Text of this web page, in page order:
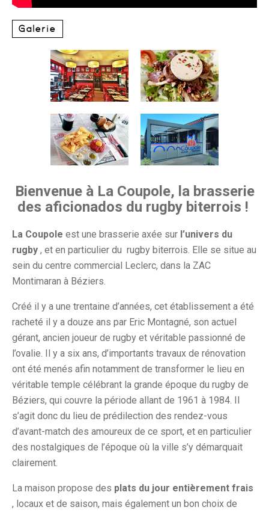
Galerie
Bienvenue à La Coupole, la brasserie
des aficionados du rugby biterrois !
La Coupole est une brasserie axée sur l’univers du
rugby , et en particulier du rugby biterrois. Elle se situe au
sein du centre commercial Leclerc, dans la ZAC
Montimaran à Béziers.
Créé il y a une trentaine d’années, cet établissement a été
racheté il y a douze ans par Eric Montagné, son actuel
gérant, ancien joueur de rugby et véritable passionné de
l’ovalie. Il y a six ans, d’importants travaux de rénovation
ont été menés afin notamment de transformer le lieu en
véritable temple célébrant la grande époque du rugby de
Béziers, qui couvre la période allant de 1961 à 1984. Il
s’agit donc du lieu de prédilection des rendez-vous
d’avant-match des amoureux de ce sport, et en particulier
des nostalgiques de l’époque où la ville s’y démarquait
clairement.
La maison propose des plats du jour entièrement frais
, locaux et de saison, mais également un bon choix de